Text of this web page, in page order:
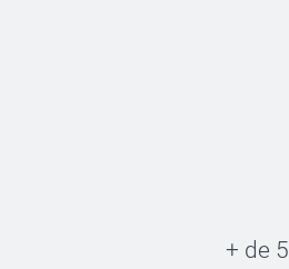
+ de